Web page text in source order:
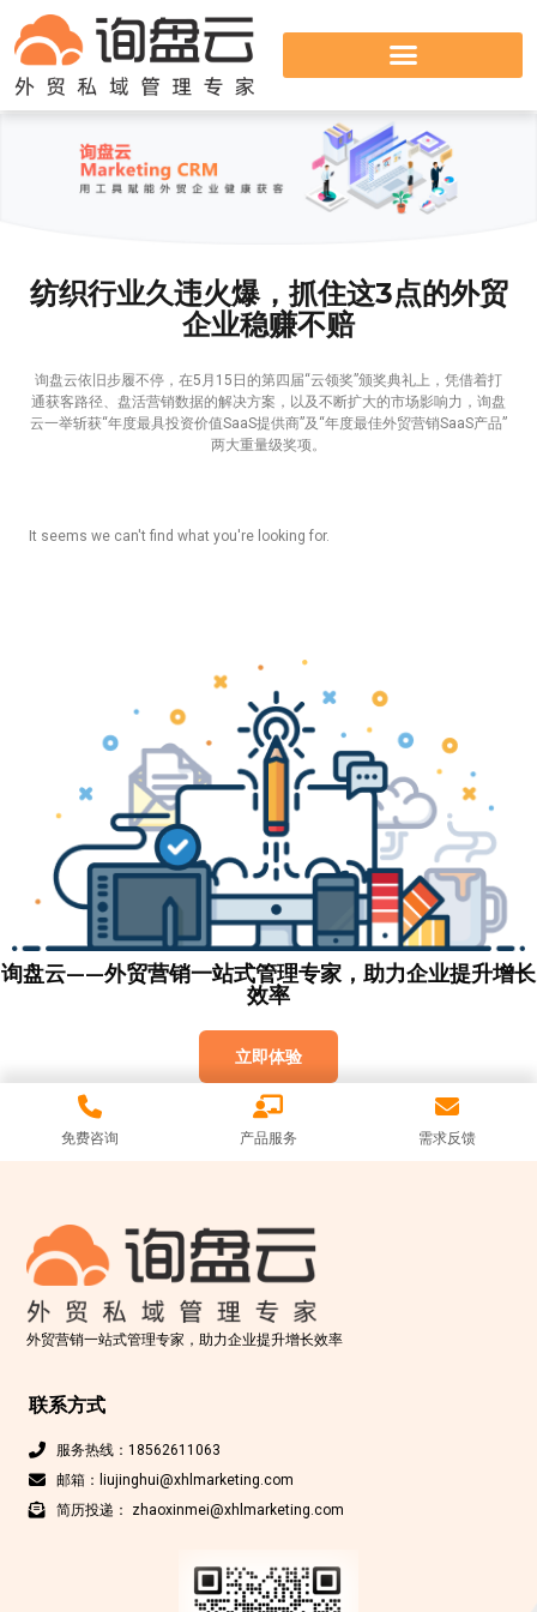
纺织行业久违火爆，抓住这3点的外贸
企业稳赚不赔
询盘云依旧步履不停，在5月15日的第四届“云领奖”颁奖典礼上，凭借着打
通获客路径、盘活营销数据的解决方案，以及不断扩大的市场影响力，询盘
云一举斩获“年度最具投资价值SaaS提供商”及“年度最佳外贸营销SaaS产品”
两大重量级奖项。
It seems we can't find what you're looking for.
询盘云——外贸营销一站式管理专家，助力企业提升增长
效率
立即体验
免费咨询 产品服务 需求反馈
外贸营销一站式管理专家，助力企业提升增长效率
联系方式
服务热线：18562611063
邮箱：liujinghui@xhlmarketing.com
简历投递： zhaoxinmei@xhlmarketing.com